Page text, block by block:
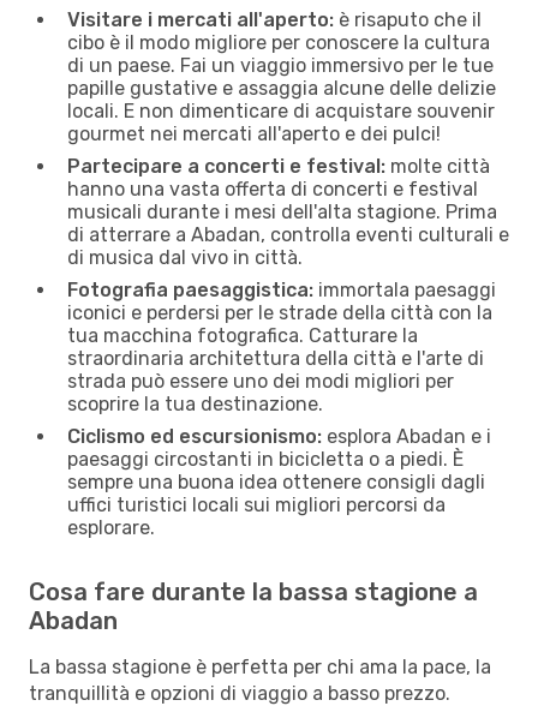
Visitare i mercati all'aperto: è risaputo che il
cibo è il modo migliore per conoscere la cultura
di un paese. Fai un viaggio immersivo per le tue
papille gustative e assaggia alcune delle delizie
locali. E non dimenticare di acquistare souvenir
gourmet nei mercati all'aperto e dei pulci!
Partecipare a concerti e festival: molte città
hanno una vasta offerta di concerti e festival
musicali durante i mesi dell'alta stagione. Prima
di atterrare a Abadan, controlla eventi culturali e
di musica dal vivo in città.
Fotografia paesaggistica: immortala paesaggi
iconici e perdersi per le strade della città con la
tua macchina fotografica. Catturare la
straordinaria architettura della città e l'arte di
strada può essere uno dei modi migliori per
scoprire la tua destinazione.
Ciclismo ed escursionismo: esplora Abadan e i
paesaggi circostanti in bicicletta o a piedi. È
sempre una buona idea ottenere consigli dagli
uffici turistici locali sui migliori percorsi da
esplorare.
Cosa fare durante la bassa stagione a
Abadan
La bassa stagione è perfetta per chi ama la pace, la
tranquillità e opzioni di viaggio a basso prezzo.